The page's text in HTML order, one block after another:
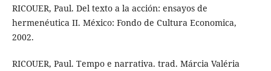
RICOUER, Paul. Del texto a la acción: ensayos de
hermenéutica II. México: Fondo de Cultura Economica,
2002.
RICOUER, Paul. Tempo e narrativa. trad. Márcia Valéria